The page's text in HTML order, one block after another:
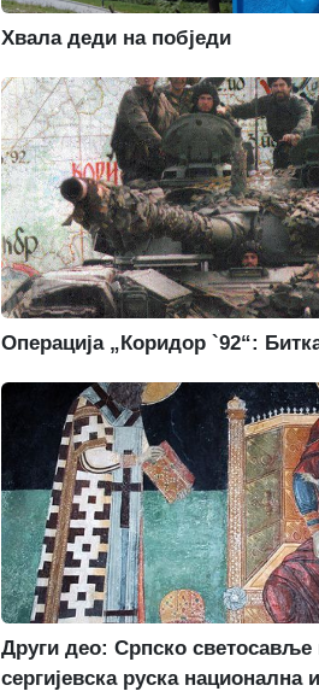
Хвала деди на побједи
Операција „Коридор `92“:
Други део: Српско светосавље
сергијевска руска национална